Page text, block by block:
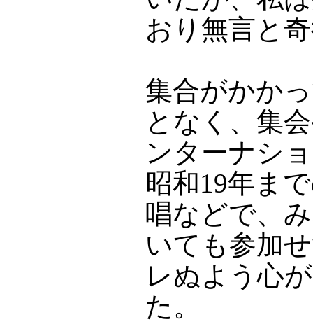
おり無言と
集合がかか
となく、集
ンターナシ
昭和19年ま
唱などで、
いても参加
レぬよう心
た。